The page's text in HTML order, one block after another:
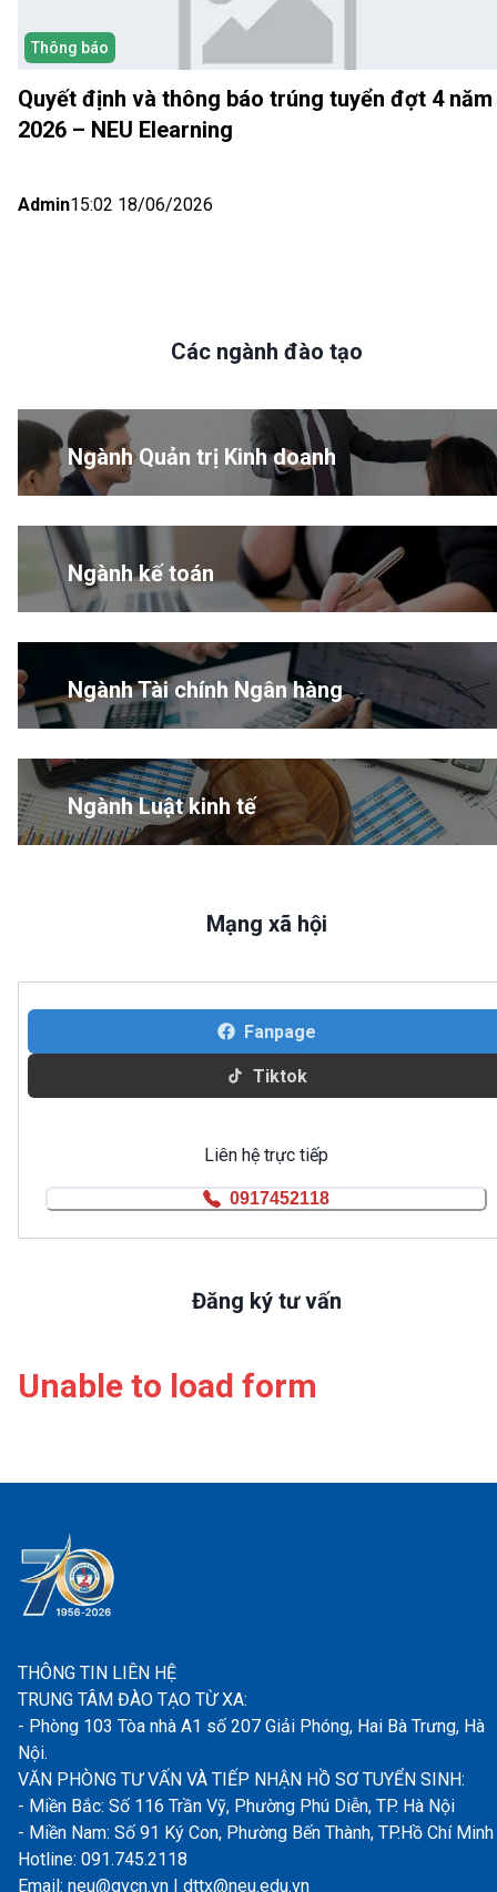
Thông báo
Quyết định và thông báo trúng tuyển đợt 4 năm
2026 – NEU Elearning
Admin15:02 18/06/2026
Các ngành đào tạo
Ngành Quản trị Kinh doanh
Ngành kế toán
Ngành Tài chính Ngân hàng
Ngành Luật kinh tế
Mạng xã hội
Fanpage
Tiktok
Liên hệ trực tiếp
0917452118
Đăng ký tư vấn
Unable to load form
THÔNG TIN LIÊN HỆ
TRUNG TÂM ĐÀO TẠO TỪ XA:
- Phòng 103 Tòa nhà A1 số 207 Giải Phóng, Hai Bà Trưng, Hà
Nội.
VĂN PHÒNG TƯ VẤN VÀ TIẾP NHẬN HỒ SƠ TUYỂN SINH:
- Miền Bắc: Số 116 Trần Vỹ, Phường Phú Diễn, TP. Hà Nội
- Miền Nam: Số 91 Ký Con, Phường Bến Thành, TP.Hồ Chí Minh
Hotline: 091.745.2118
Email: neu@gvcn.vn | dttx@neu.edu.vn